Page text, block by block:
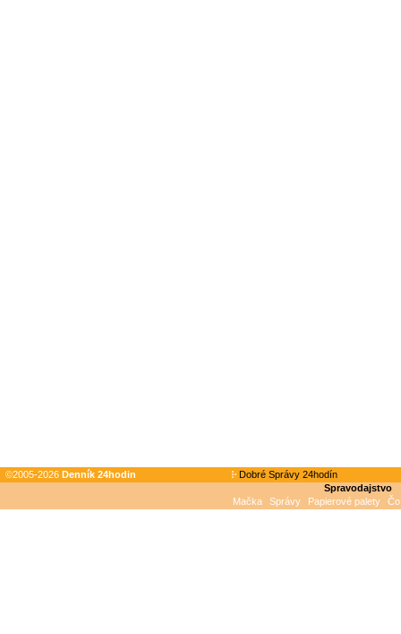
©2005-2026 Denník 24hodin
Dobré Správy 24hodín
Spravodajstvo
Mačka
Správy Papierové palety